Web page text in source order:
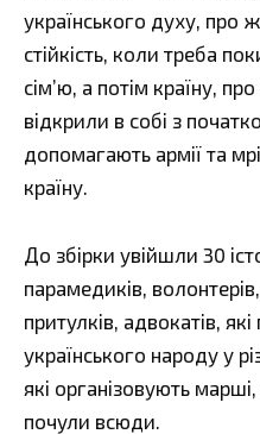
українського духу, про
стійкість, коли треба
сім’ю, а потім країну, про
відкрили в собі з
допомагають армії та
країну.
До збірки увійшли 30
парамедиків,
притулків, адвокатів,
українського народу у
які організовують
почули всюди.